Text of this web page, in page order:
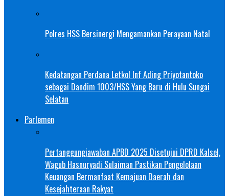
Polres HSS Bersinergi Mengamankan Perayaan Natal
Kedatangan Perdana Letkol Inf Ading Priyotantoko
sebagai Dandim 1003/HSS Yang Baru di Hulu Sungai
Selatan
Parlemen
Pertanggungjawaban APBD 2025 Disetujui DPRD Kalsel,
Wagub Hasnuryadi Sulaiman Pastikan Pengelolaan
Keuangan Bermanfaat Kemajuan Daerah dan
Kesejahteraan Rakyat